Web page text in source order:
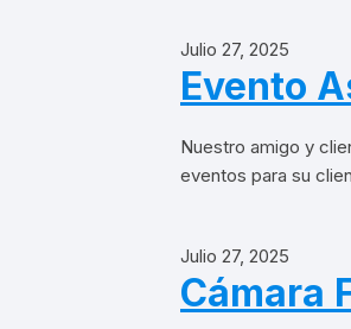
Julio 27, 2025
Evento
Nuestro amigo y
eventos para su
Julio 27, 2025
Cámara